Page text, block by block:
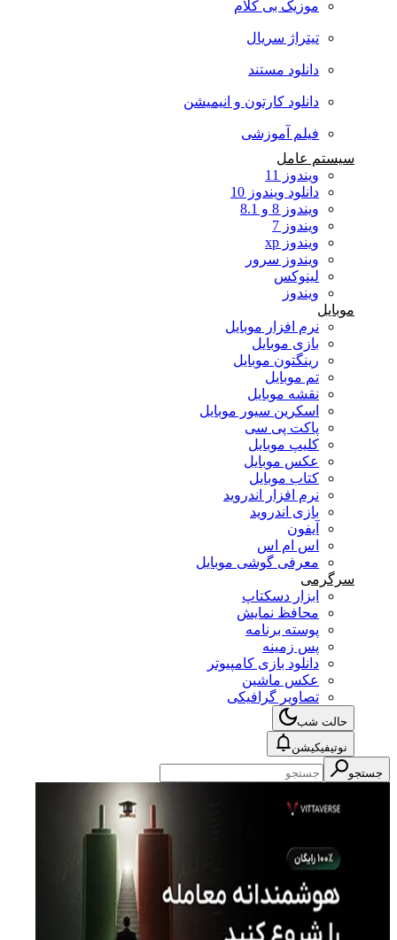
موزیک بی کلام
تیتراژ سریال
دانلود مستند
دانلود کارتون و انیمیشن
فیلم آموزشی
سیستم عامل
ویندوز 11
دانلود ویندوز 10
ویندوز 8 و 8.1
ویندوز 7
ویندوز xp
ویندوز سرور
لینوکس
ویندوز
موبایل
نرم افزار موبایل
بازی موبایل
رینگتون موبایل
تم موبایل
نقشه موبایل
اسکرین سیور موبایل
پاکت پی سی
کلیپ موبایل
عکس موبایل
کتاب موبایل
نرم افزار اندروید
بازی اندروید
آیفون
اس ام اس
معرفی گوشی موبایل
سرگرمی
ابزار دسکتاپ
محافظ نمایش
پوسته برنامه
پس زمینه
دانلود بازی کامپیوتر
عکس ماشین
تصاویر گرافیکی
حالت شب
نوتیفیکیشن
جستجو